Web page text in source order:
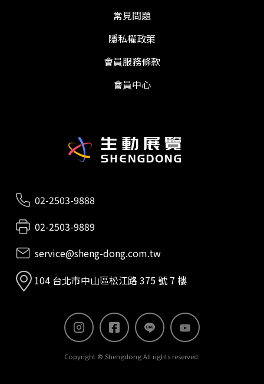
02-2503-9888
02-2503-9889
service@sheng-dong.com.tw
104 台北市中山區松江路 375 號 7 樓
常見問題
隱私權政策
會員服務條款
會員中心
Copyright © Shengdong All rights reserved.